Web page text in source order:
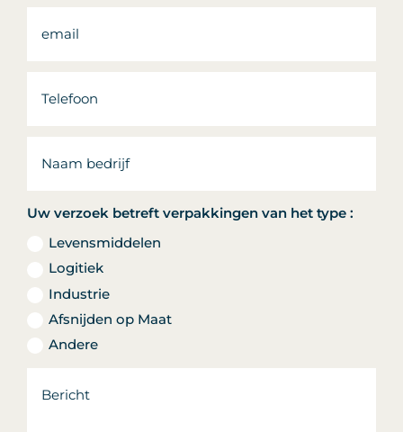
Uw verzoek betreft verpakkingen van het type :
Levensmiddelen
Logitiek
Industrie
Afsnijden op Maat
Andere